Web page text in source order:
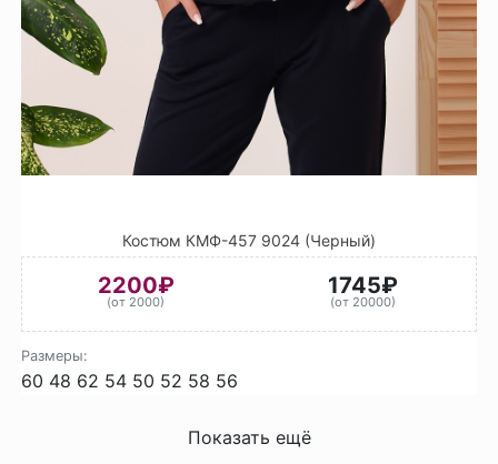
Костюм КМФ-457 9024 (Черный)
2200₽
(от 2000)
1745₽
(от 20000)
Размеры:
60 48 62 54 50 52 58 56
Показать ещё